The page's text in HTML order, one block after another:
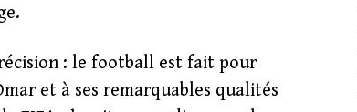
: le football est fait pour
et à ses remarquables qualités